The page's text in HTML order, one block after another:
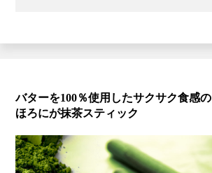
バターを100％使用したサクサク食感の
ほろにが抹茶スティック